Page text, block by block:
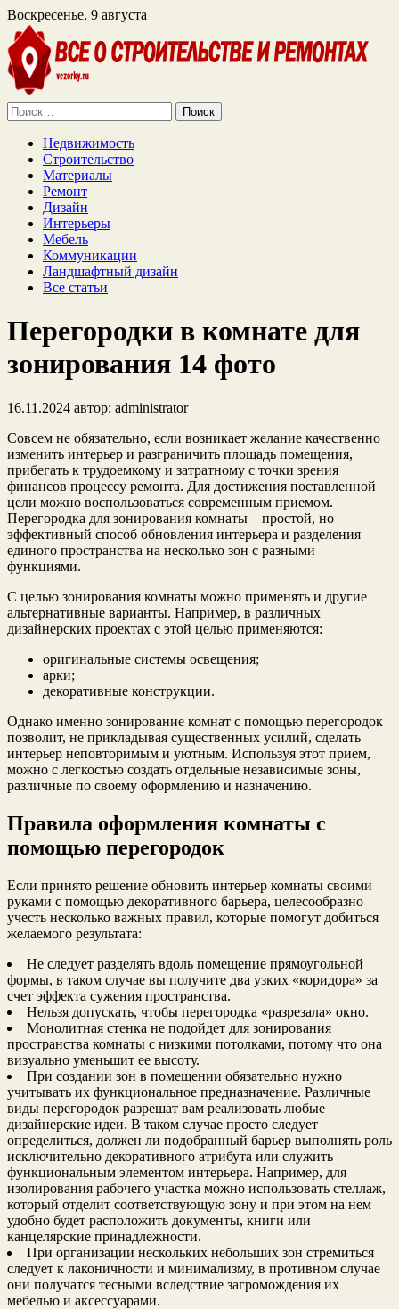
Воскресенье, 9 августа
Найти:
Недвижимость
Строительство
Материалы
Ремонт
Дизайн
Интерьеры
Мебель
Коммуникации
Ландшафтный дизайн
Все статьи
Перегородки в комнате для
зонирования 14 фото
16.11.2024 автор: administrator
Совсем не обязательно, если возникает желание качественно
изменить интерьер и разграничить площадь помещения,
прибегать к трудоемкому и затратному с точки зрения
финансов процессу ремонта. Для достижения поставленной
цели можно воспользоваться современным приемом.
Перегородка для зонирования комнаты – простой, но
эффективный способ обновления интерьера и разделения
единого пространства на несколько зон с разными
функциями.
С целью зонирования комнаты можно применять и другие
альтернативные варианты. Например, в различных
дизайнерских проектах с этой целью применяются:
оригинальные системы освещения;
арки;
декоративные конструкции.
Однако именно зонирование комнат с помощью перегородок
позволит, не прикладывая существенных усилий, сделать
интерьер неповторимым и уютным. Используя этот прием,
можно с легкостью создать отдельные независимые зоны,
различные по своему оформлению и назначению.
Правила оформления комнаты с
помощью перегородок
Если принято решение обновить интерьер комнаты своими
руками с помощью декоративного барьера, целесообразно
учесть несколько важных правил, которые помогут добиться
желаемого результата:
Не следует разделять вдоль помещение прямоугольной
формы, в таком случае вы получите два узких «коридора» за
счет эффекта сужения пространства.
Нельзя допускать, чтобы перегородка «разрезала» окно.
Монолитная стенка не подойдет для зонирования
пространства комнаты с низкими потолками, потому что она
визуально уменьшит ее высоту.
При создании зон в помещении обязательно нужно
учитывать их функциональное предназначение. Различные
виды перегородок разрешат вам реализовать любые
дизайнерские идеи. В таком случае просто следует
определиться, должен ли подобранный барьер выполнять роль
исключительно декоративного атрибута или служить
функциональным элементом интерьера. Например, для
изолирования рабочего участка можно использовать стеллаж,
который отделит соответствующую зону и при этом на нем
удобно будет расположить документы, книги или
канцелярские принадлежности.
При организации нескольких небольших зон стремиться
следует к лаконичности и минимализму, в противном случае
они получатся тесными вследствие загромождения их
мебелью и аксессуарами.